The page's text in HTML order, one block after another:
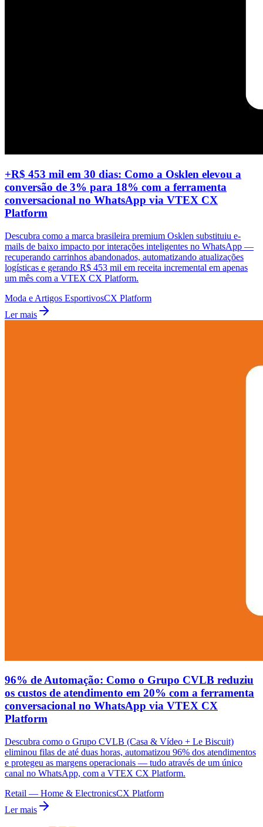
+R$ 453 mil em 30 dias: Como a Osklen elevou a
conversão de 3% para 18% com a ferramenta
conversacional no WhatsApp via VTEX CX
Platform
Descubra como a marca brasileira premium Osklen substituiu e-
mails de baixo impacto por interações inteligentes no WhatsApp —
recuperando carrinhos abandonados, automatizando atualizações
logísticas e gerando R$ 453 mil em receita incremental em apenas
um mês com a VTEX CX Platform.
Moda e Artigos EsportivosCX Platform
Ler mais
96% de Automação: Como o Grupo CVLB reduziu
os custos de atendimento em 20% com a ferramenta
conversacional no WhatsApp via VTEX CX
Platform
Descubra como o Grupo CVLB (Casa & Vídeo + Le Biscuit)
eliminou filas de até duas horas, automatizou 96% dos atendimentos
e protegeu as margens operacionais — tudo através de um único
canal no WhatsApp, com a VTEX CX Platform.
Retail — Home & ElectronicsCX Platform
Ler mais